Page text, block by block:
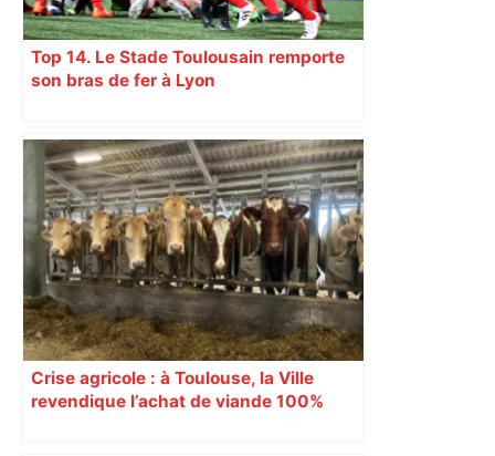
Top 14. Le Stade Toulousain remporte
son bras de fer à Lyon
Crise agricole : à Toulouse, la Ville
revendique l’achat de viande 100%